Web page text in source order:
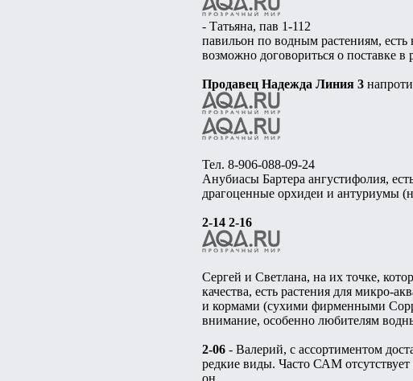
- Татьяна, пав 1-112
павильон по водным растениям,
возможно договориться о поставке в
Продавец Надежда Линия 3
Тел. 8-906-088-09-24
Анубиасы Бартера ангустифолия,
драгоценные орхидеи и антуриумы
2-14 2-16
Сергей и Светлана, на их точке,
качества, есть растения для микро-
и кормами (сухими фирменными
внимание, особенно любителям
2-06 - Валерий, с ассортиментом
редкие виды. Часто САМ
он.